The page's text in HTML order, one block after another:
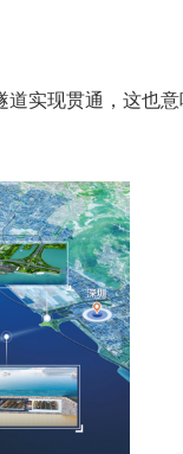
道实现贯通，这也意